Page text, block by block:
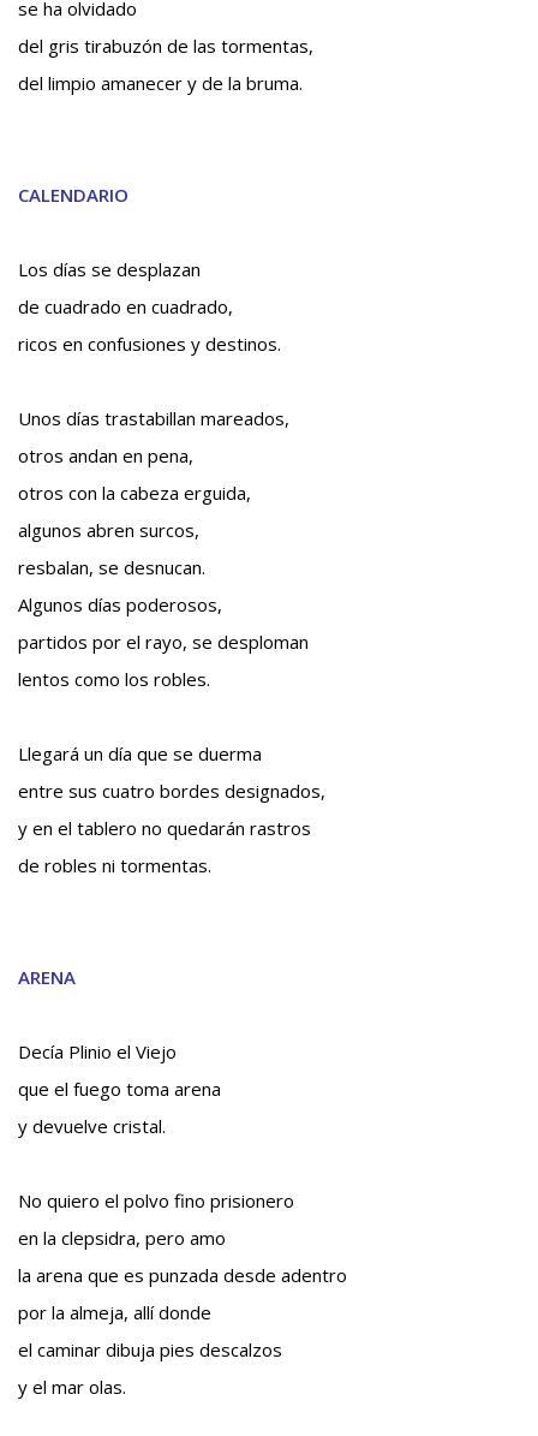
se ha olvidado
del gris tirabuzón de las tormentas,
del limpio amanecer y de la bruma.
CALENDARIO
Los días se desplazan
de cuadrado en cuadrado,
ricos en confusiones y destinos.
Unos días trastabillan mareados,
otros andan en pena,
otros con la cabeza erguida,
algunos abren surcos,
resbalan, se desnucan.
Algunos días poderosos,
partidos por el rayo, se desploman
lentos como los robles.
Llegará un día que se duerma
entre sus cuatro bordes designados,
y en el tablero no quedarán rastros
de robles ni tormentas.
ARENA
Decía Plinio el Viejo
que el fuego toma arena
y devuelve cristal.
No quiero el polvo fino prisionero
en la clepsidra, pero amo
la arena que es punzada desde adentro
por la almeja, allí donde
el caminar dibuja pies descalzos
y el mar olas.